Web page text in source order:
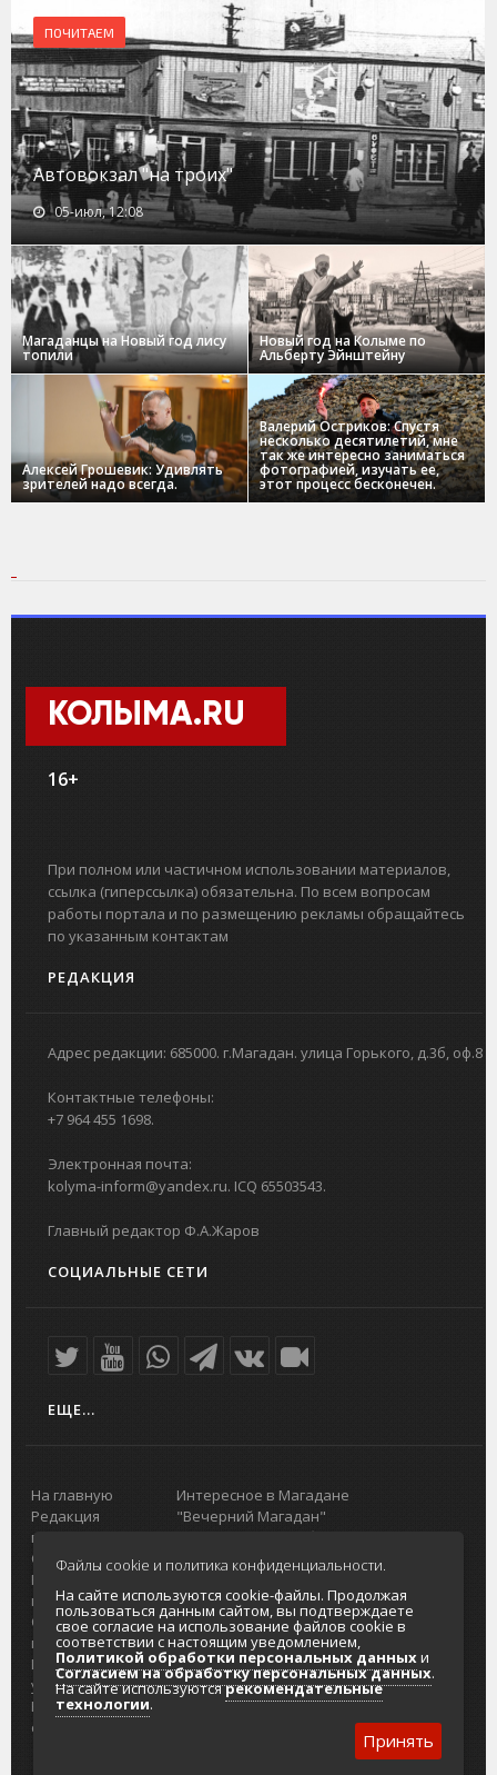
ПОЧИТАЕМ
Автовокзал "на троих"
05-июл, 12:08
Магаданцы на Новый год лису
топили
Новый год на Колыме по
Альберту Эйнштейну
Алексей Грошевик: Удивлять
зрителей надо всегда.
Валерий Остриков: Спустя
несколько десятилетий, мне
так же интересно заниматься
фотографией, изучать ее,
этот процесс бесконечен.
КОЛЫМА.RU
16+
При полном или частичном использовании материалов,
ссылка (гиперссылка) обязательна. По всем вопросам
работы портала и по размещению рекламы обращайтесь
по указанным контактам
РЕДАКЦИЯ
Адрес редакции: 685000. г.Магадан. улица Горького, д.3б, оф.8
Контактные телефоны:
+7 964 455 1698.
Электронная почта:
kolyma-inform@yandex.ru. ICQ 65503543.
Главный редактор Ф.А.Жаров
СОЦИАЛЬНЫЕ СЕТИ
ЕЩЕ...
На главную
Редакция
портала
О проекте
Реклама на
портале
Отзывы и
предложения
Интернет-
услуги
Разработка
сайтов
Интересное в Магадане
"Вечерний Магадан"
Городская доска объявлений
Реклама
Главный туристический портал
Колымы
Политика в отношении обработки
персональных данных
Согласие на обработку персональных
данных
Файлы cookie и политика конфиденциальности.
На сайте используются cookie-файлы. Продолжая
пользоваться данным сайтом, вы подтверждаете
свое согласие на использование файлов cookie в
соответствии с настоящим уведомлением,
Политикой обработки персональных данныхи
Согласием на обработку персональных данных.
На сайте используютсярекомендательные
технологии.
Принять